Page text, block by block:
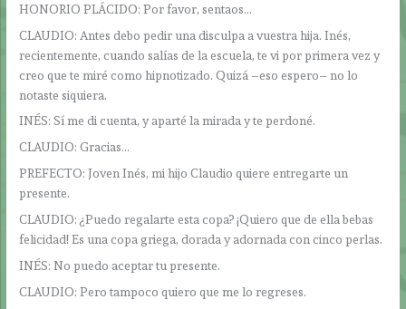
HONORIO PLÁCIDO: Por favor, sentaos…
CLAUDIO: Antes debo pedir una disculpa a vuestra hija. Inés,
recientemente, cuando salías de la escuela, te vi por primera vez y
creo que te miré como hipnotizado. Quizá –eso espero– no lo
notaste siquiera.
INÉS: Sí me di cuenta, y aparté la mirada y te perdoné.
CLAUDIO: Gracias…
PREFECTO: Joven Inés, mi hijo Claudio quiere entregarte un
presente.
CLAUDIO: ¿Puedo regalarte esta copa? ¡Quiero que de ella bebas
felicidad! Es una copa griega, dorada y adornada con cinco perlas.
INÉS: No puedo aceptar tu presente.
CLAUDIO: Pero tampoco quiero que me lo regreses.